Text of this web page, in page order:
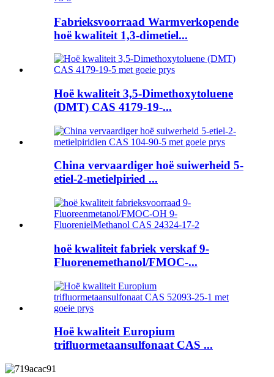
Fabrieksvoorraad Warmverkopende
hoë kwaliteit 1,3-dimetiel...
Hoë kwaliteit 3,5-Dimethoxytoluene
(DMT) CAS 4179-19-...
China vervaardiger hoë suiwerheid 5-
etiel-2-metielpiried ...
hoë kwaliteit fabriek verskaf 9-
Fluorenemethanol/FMOC-...
Hoë kwaliteit Europium
trifluormetaansulfonaat CAS ...